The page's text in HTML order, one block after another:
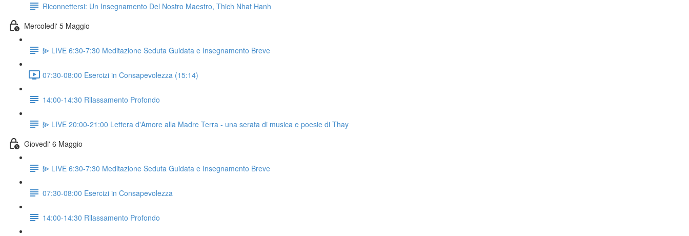
Riconnettersi: Un Insegnamento Del Nostro Maestro, Thich Nhat Hanh
Mercoledi' 5 Maggio
⫸ LIVE 6:30-7:30 Meditazione Seduta Guidata e Insegnamento Breve
07:30-08:00 Esercizi in Consapevolezza (15:14)
14:00-14:30 Rilassamento Profondo
⫸ LIVE 20:00-21:00 Lettera d'Amore alla Madre Terra - una serata di musica e poesie di Thay
Giovedi' 6 Maggio
⫸ LIVE 6:30-7:30 Meditazione Seduta Guidata e Insegnamento Breve
07:30-08:00 Esercizi in Consapevolezza
14:00-14:30 Rilassamento Profondo